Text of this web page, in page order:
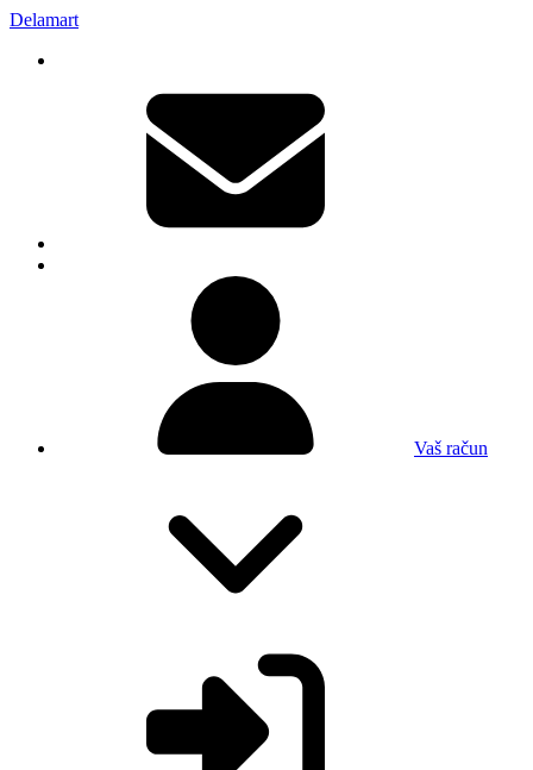
Delamart
Vaš račun